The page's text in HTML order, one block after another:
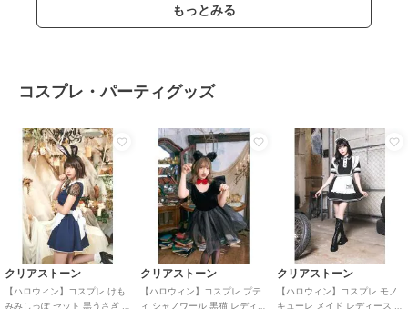
もっとみる
コスプレ・パーティグッズ
クリアストーン
【ハロウィン】コスプレ けも
みみしっぽ セット 黒うさぎ ユ
クリアストーン
【ハロウィン】コスプレ プテ
ィ シャノワール 黒猫 レディー
クリアストーン
【ハロウィン】コスプレ モノ
キューレ メイド レディース ブ